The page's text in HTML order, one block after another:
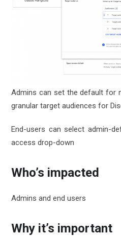
Admins can set the default for
granular target audiences for
End-users can select admin-
access drop-down
Who’s impacted
Admins and end users
Why it’s important